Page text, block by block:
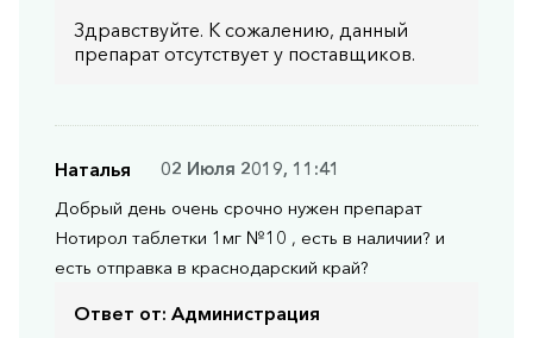
Здравствуйте. К сожалению, данный
препарат отсутствует у поставщиков.
Наталья
02 Июля 2019, 11:41
Добрый день очень срочно нужен препарат
Нотирол таблетки 1мг №10 , есть в наличии? и
есть отправка в краснодарский край?
Ответ от: Администрация